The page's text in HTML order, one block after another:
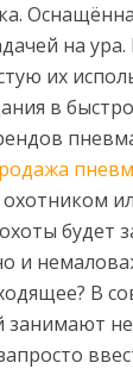
на
их
в
и
В